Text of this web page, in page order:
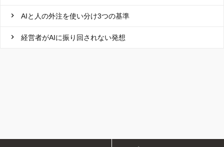
AIと人の外注を使い分け3つの基準
経営者がAIに振り回されない発想